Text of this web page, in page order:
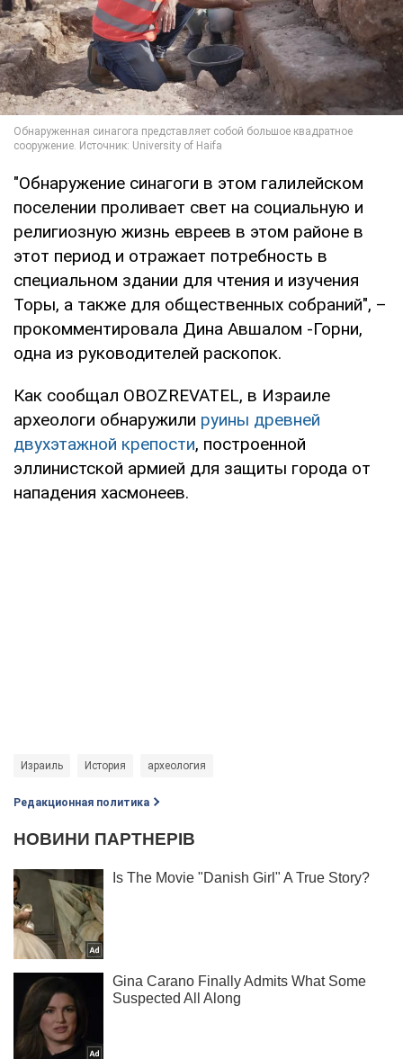
"Обнаружение синагоги в этом галилейском
поселении проливает свет на социальную и
религиозную жизнь евреев в этом районе в
этот период и отражает потребность в
специальном здании для чтения и изучения
Торы, а также для общественных собраний", –
прокомментировала Дина Авшалом -Горни,
одна из руководителей раскопок.
Как сообщал OBOZREVATEL, в Израиле
археологи обнаружили руины древней
двухэтажной крепости, построенной
эллинистской армией для защиты города от
нападения хасмонеев.
Израиль История археология
Редакционная политика